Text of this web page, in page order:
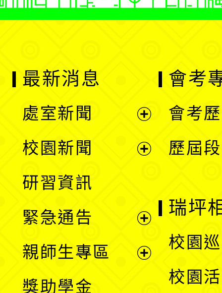
最新消息
處室新聞
單
校園新聞
選
單
研習資訊
緊急通告
親師生專區
獎助學金
會考
會考
歷屆
瑞坪
校園
校園